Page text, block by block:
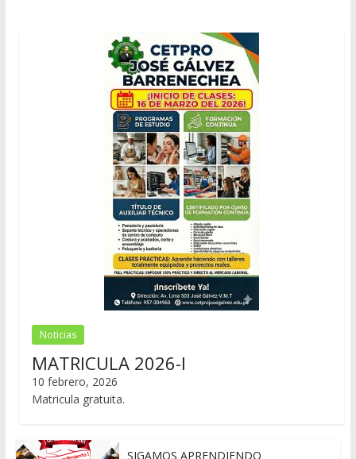
Noticias
MATRICULA 2026-I
10 febrero, 2026
Matricula gratuita.
SIGAMOS APRENDIENDO